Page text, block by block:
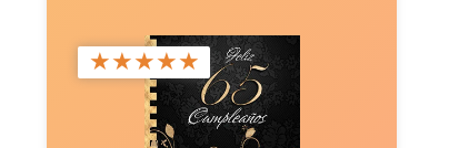
★★★★★